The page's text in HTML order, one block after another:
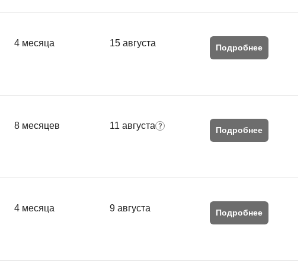
4 месяца 15 августа Подробнее
8 месяцев 11 августа Подробнее
4 месяца 9 августа Подробнее